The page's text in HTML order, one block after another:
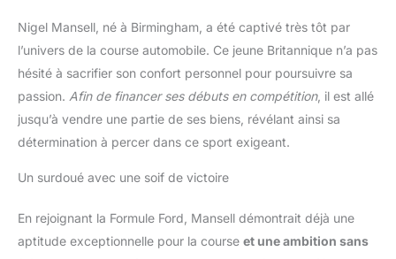
Nigel Mansell, né à Birmingham, a été captivé très tôt par
l’univers de la course automobile. Ce jeune Britannique n’a pas
hésité à sacrifier son confort personnel pour poursuivre sa
passion. Afin de financer ses débuts en compétition, il est allé
jusqu’à vendre une partie de ses biens, révélant ainsi sa
détermination à percer dans ce sport exigeant.
Un surdoué avec une soif de victoire
En rejoignant la Formule Ford, Mansell démontrait déjà une
aptitude exceptionnelle pour la course et une ambition sans